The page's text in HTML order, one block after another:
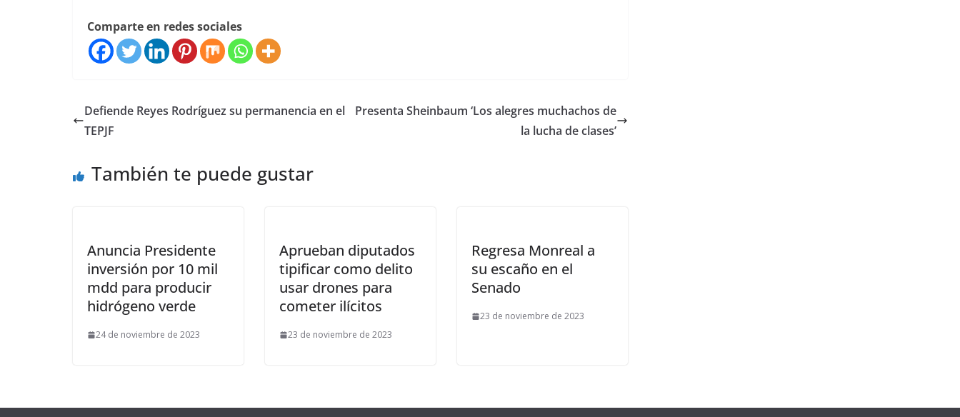
Comparte en redes sociales
Defiende Reyes Rodríguez su permanencia en el
TEPJF
Presenta Sheinbaum ‘Los alegres muchachos de
la lucha de clases’
También te puede gustar
Anuncia Presidente
inversión por 10 mil
mdd para producir
hidrógeno verde
24 de noviembre de 2023
Aprueban diputados
tipificar como delito
usar drones para
cometer ilícitos
23 de noviembre de 2023
Regresa Monreal a
su escaño en el
Senado
23 de noviembre de 2023